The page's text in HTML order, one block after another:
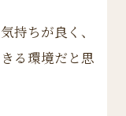
持ちが良く、
る環境だと思